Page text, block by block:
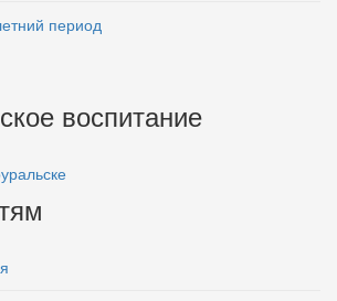
период
воспитание